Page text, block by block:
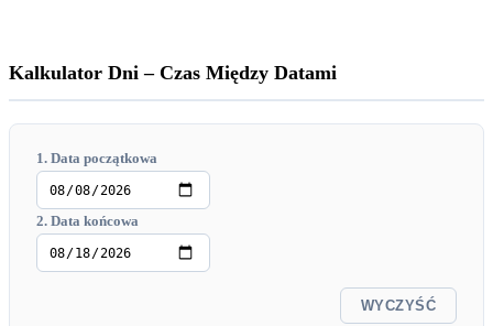
Kalkulator Dni – Czas Między Datami
1. Data początkowa
2. Data końcowa
WYCZYŚĆ